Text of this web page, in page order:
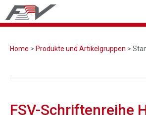
Home > Produkte und Artikelgruppen >
FSV-Schriftenreihe